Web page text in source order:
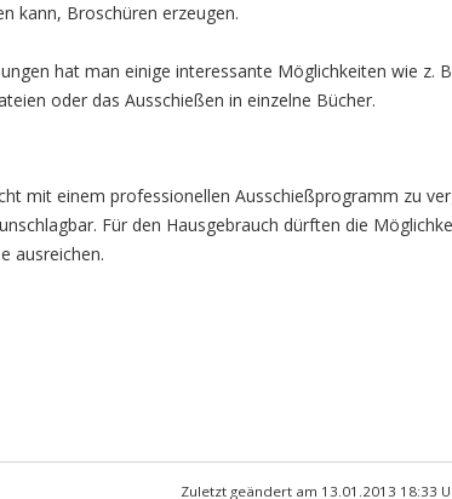
kann, Broschüren erzeugen.
hat man einige interessante Möglichkeiten wie z.
oder das Ausschießen in einzelne Bücher.
mit einem professionellen Ausschießprogramm zu
Für den Hausgebrauch dürften die
ausreichen.
Zuletzt geändert am 13.01.2013 18:33